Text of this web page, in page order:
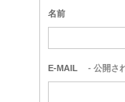
名前
E-MAIL - 公開さ